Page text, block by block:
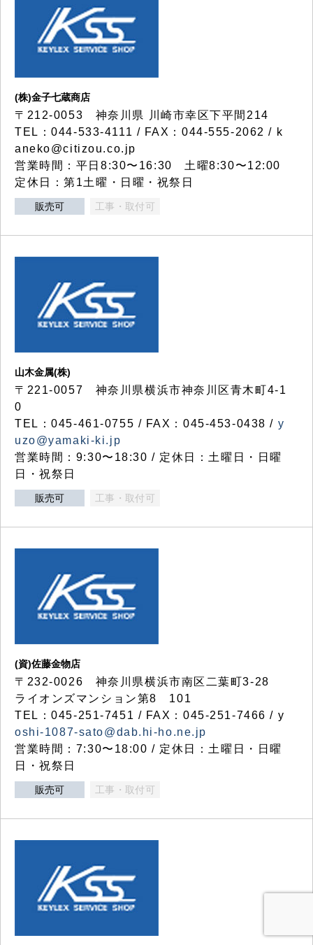
(株)金子七蔵商店
〒212-0053 神奈川県 川崎市幸区下平間214
TEL：044-533-4111 / FAX：044-555-2062 / k
aneko@citizou.co.jp
営業時間：平日8:30〜16:30 土曜8:30〜12:00
定休日：第1土曜・日曜・祝祭日
販売可 工事・取付可
山木金属(株)
〒221-0057 神奈川県横浜市神奈川区青木町4-1
0
TEL：045-461-0755 / FAX：045-453-0438 / y
uzo@yamaki-ki.jp
営業時間：9:30〜18:30 / 定休日：土曜日・日曜
日・祝祭日
販売可 工事・取付可
(資)佐藤金物店
〒232-0026 神奈川県横浜市南区二葉町3-28
ライオンズマンション第8 101
TEL：045-251-7451 / FAX：045-251-7466 / y
oshi-1087-sato@dab.hi-ho.ne.jp
営業時間：7:30〜18:00 / 定休日：土曜日・日曜
日・祝祭日
販売可 工事・取付可